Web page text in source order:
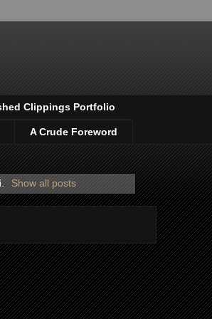
Clippings Portfolio
A Crude Foreword
. Show all posts